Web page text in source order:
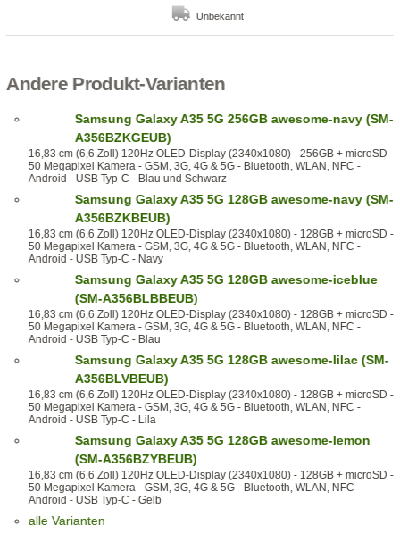
Unbekannt
Andere Produkt-Varianten
Samsung Galaxy A35 5G 256GB awesome-navy (SM-
A356BZKGEUB)
16,83 cm (6,6 Zoll) 120Hz OLED-Display (2340x1080) - 256GB + microSD -
50 Megapixel Kamera - GSM, 3G, 4G & 5G - Bluetooth, WLAN, NFC -
Android - USB Typ-C - Blau und Schwarz
Samsung Galaxy A35 5G 128GB awesome-navy (SM-
A356BZKBEUB)
16,83 cm (6,6 Zoll) 120Hz OLED-Display (2340x1080) - 128GB + microSD -
50 Megapixel Kamera - GSM, 3G, 4G & 5G - Bluetooth, WLAN, NFC -
Android - USB Typ-C - Navy
Samsung Galaxy A35 5G 128GB awesome-iceblue
(SM-A356BLBBEUB)
16,83 cm (6,6 Zoll) 120Hz OLED-Display (2340x1080) - 128GB + microSD -
50 Megapixel Kamera - GSM, 3G, 4G & 5G - Bluetooth, WLAN, NFC -
Android - USB Typ-C - Blau
Samsung Galaxy A35 5G 128GB awesome-lilac (SM-
A356BLVBEUB)
16,83 cm (6,6 Zoll) 120Hz OLED-Display (2340x1080) - 128GB + microSD -
50 Megapixel Kamera - GSM, 3G, 4G & 5G - Bluetooth, WLAN, NFC -
Android - USB Typ-C - Lila
Samsung Galaxy A35 5G 128GB awesome-lemon
(SM-A356BZYBEUB)
16,83 cm (6,6 Zoll) 120Hz OLED-Display (2340x1080) - 128GB + microSD -
50 Megapixel Kamera - GSM, 3G, 4G & 5G - Bluetooth, WLAN, NFC -
Android - USB Typ-C - Gelb
alle Varianten